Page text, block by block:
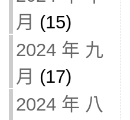
月 (15)
2024 年 九
月 (17)
2024 年 八